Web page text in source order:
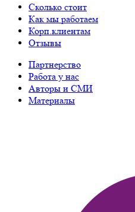
Сколько стоит
Как мы работаем
Корп.клиентам
Отзывы
Партнерство
Работа у нас
Авторы и СМИ
Материалы